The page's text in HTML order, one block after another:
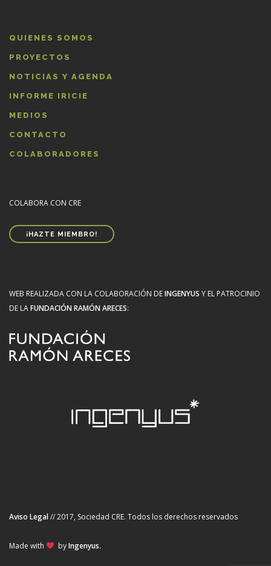
QUIENES SOMOS
PROYECTOS
NOTICIAS Y AGENDA
INFORME IRICIE
MEDIOS
CONTACTO
COLABORADORES
COLABORA CON CRE
¡HAZTE MIEMBRO!
WEB REALIZADA CON LA COLABORACIÓN DEINGENYUS Y EL PATROCINIO
DE LAFUNDACIÓN RAMÓN ARECES:
Aviso Legal// 2017, Sociedad CRE. Todos los derechos reservados
Made with byIngenyus.